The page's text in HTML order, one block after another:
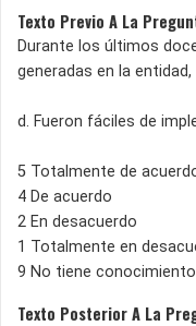
Texto Previo A La
Durante los últimos
generadas en la entidad,
d. Fueron fáciles de
5 Totalmente de
4 De acuerdo
2 En desacuerdo
1 Totalmente en
9 No tiene conocimiento
Texto Posterior A La